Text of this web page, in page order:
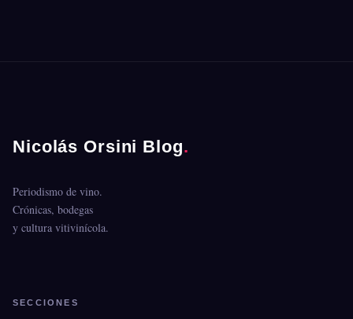
Nicolás Orsini Blog.
Periodismo de vino.
Crónicas, bodegas
y cultura vitivinícola.
SECCIONES